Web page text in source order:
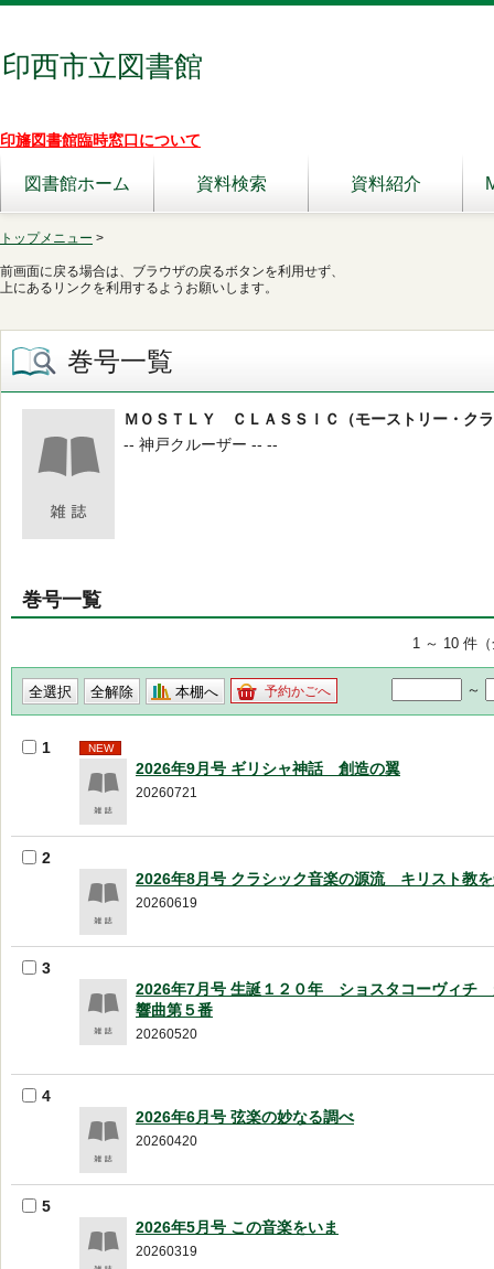
印西市立図書館
印旛図書館臨時窓口について
図書館ホーム 資料検索 資料紹介
トップメニュー >
前画面に戻る場合は、ブラウザの戻るボタンを利用せず、
上にあるリンクを利用するようお願いします。
巻号一覧
ＭＯＳＴＬＹ ＣＬＡＳＳＩＣ（モーストリー・ク
-- 神戸クルーザー -- --
巻号一覧
1 ～ 10 件
本棚へ 予約かごへ ～
1 NEW
2026年9月号 ギリシャ神話 創造の翼
20260721
2
2026年8月号 クラシック音楽の源流 キリスト教
20260619
3
2026年7月号 生誕１２０年 ショスタコーヴィチ
響曲第５番
20260520
4
2026年6月号 弦楽の妙なる調べ
20260420
5
2026年5月号 この音楽をいま
20260319